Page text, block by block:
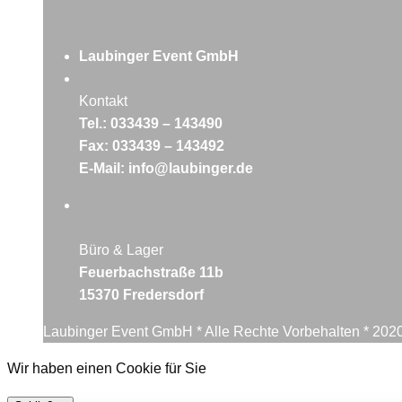
Laubinger Event GmbH
Kontakt
Tel.: 033439 – 143490
Fax: 033439 – 143492
E-Mail: info@laubinger.de
Büro & Lager
Feuerbachstraße 11b
15370 Fredersdorf
Laubinger Event GmbH * Alle Rechte Vorbehalten *
Wir haben einen Cookie für Sie